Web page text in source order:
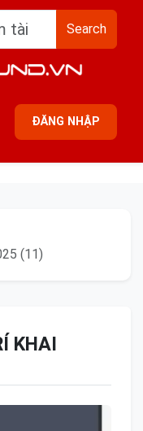
Search
ĐĂNG NHẬP
(11)
KHAI